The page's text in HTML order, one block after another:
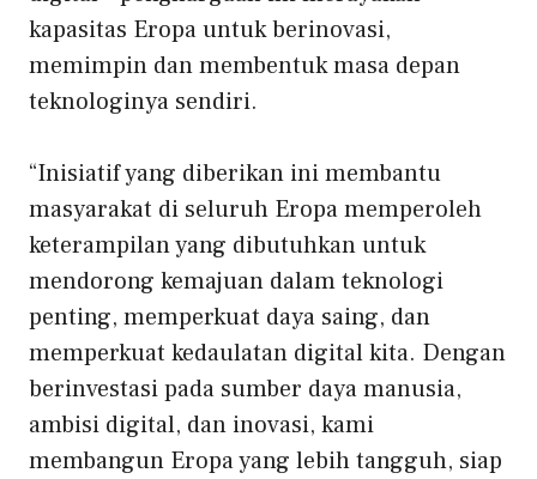
kapasitas Eropa untuk berinovasi,
memimpin dan membentuk masa depan
teknologinya sendiri.
“Inisiatif yang diberikan ini membantu
masyarakat di seluruh Eropa memperoleh
keterampilan yang dibutuhkan untuk
mendorong kemajuan dalam teknologi
penting, memperkuat daya saing, dan
memperkuat kedaulatan digital kita. Dengan
berinvestasi pada sumber daya manusia,
ambisi digital, dan inovasi, kami
membangun Eropa yang lebih tangguh, siap